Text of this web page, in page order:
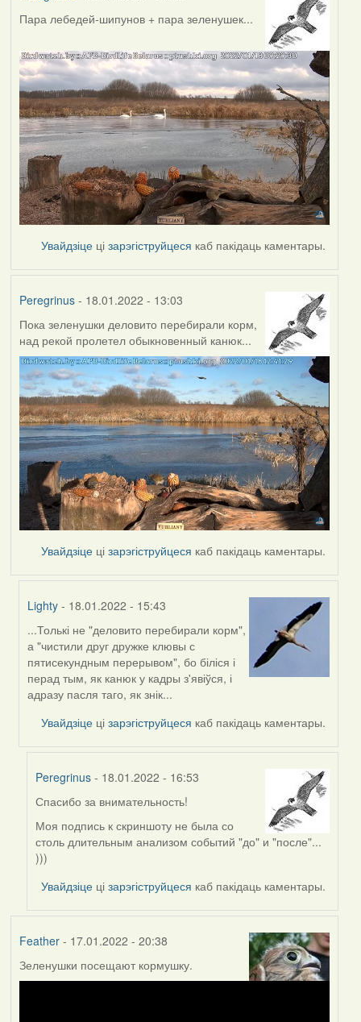
Пара лебедей-шипунов + пара зеленушек...
Увайдзіце цізарэгіструйцеся каб пакідаць каментары.
Peregrinus- 18.01.2022 - 13:03
Пока зеленушки деловито перебирали корм,
над рекой пролетел обыкновенный канюк...
Увайдзіце цізарэгіструйцеся каб пакідаць каментары.
Lighty - 18.01.2022 - 15:43
In
reply
to
by
Peregrinus
...Толькі не "деловито перебирали корм",
а "чистили друг дружке клювы с
пятисекундным перерывом", бо біліся і
перад тым, як канюк у кадры з'явіўся, і
адразу пасля таго, як знік...
Увайдзіце цізарэгіструйцеся каб пакідаць каментары.
Peregrinus - 18.01.2022 - 16:53
In
reply
to
by
Спасибо за внимательность!
Моя подпись к скриншоту не была со
столь длительным анализом событий "до" и "после"...
)))
Увайдзіце цізарэгіструйцеся каб пакідаць каментары.
Feather- 17.01.2022 - 20:38
Зеленушки посещают кормушку.